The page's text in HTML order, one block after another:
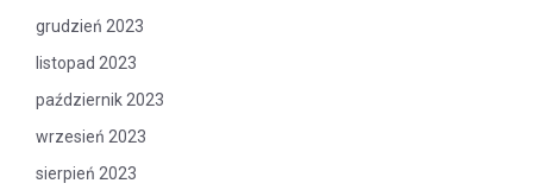
grudzień 2023
listopad 2023
październik 2023
wrzesień 2023
sierpień 2023